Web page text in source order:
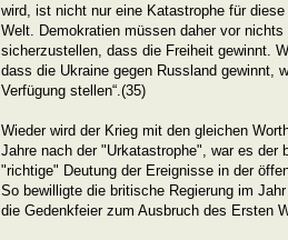
wird, ist nicht nur eine Katastrophe für
Welt. Demokratien müssen daher vor
sicherzustellen, dass die Freiheit gewinnt.
dass die Ukraine gegen Russland gewinnt,
Verfügung stellen“.(35)
Wieder wird der Krieg mit den gleichen
Jahre nach der "Urkatastrophe", war es der
"richtige" Deutung der Ereignisse in der
So bewilligte die britische Regierung im
die Gedenkfeier zum Ausbruch des Ersten